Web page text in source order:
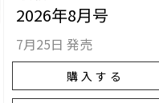
2026年8月号
7月25日 発売
購入する